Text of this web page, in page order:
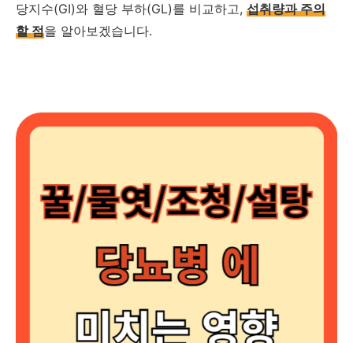
당지수(GI)와 혈당 부하(GL)를 비교하고, 섭취량과 주의
할 점을 알아보겠습니다.